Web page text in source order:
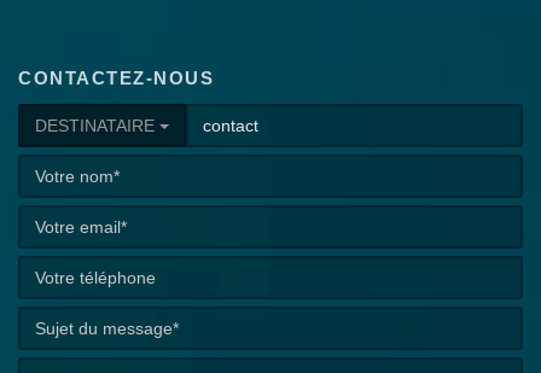
CONTACTEZ-NOUS
DESTINATAIRE